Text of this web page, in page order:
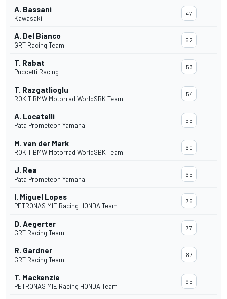
A. Bassani
Kawasaki
47
A. Del Bianco
GRT Racing Team
52
T. Rabat
Puccetti Racing
53
T. Razgatlioglu
ROKiT BMW Motorrad WorldSBK Team
54
A. Locatelli
Pata Prometeon Yamaha
55
M. van der Mark
ROKiT BMW Motorrad WorldSBK Team
60
J. Rea
Pata Prometeon Yamaha
65
I. Miguel Lopes
PETRONAS MIE Racing HONDA Team
75
D. Aegerter
GRT Racing Team
77
R. Gardner
GRT Racing Team
87
T. Mackenzie
PETRONAS MIE Racing HONDA Team
95